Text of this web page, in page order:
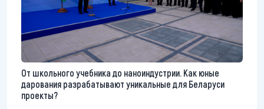
От школьного учебника до наноиндустрии. Как юные
дарования разрабатывают уникальные для Беларуси
проекты?